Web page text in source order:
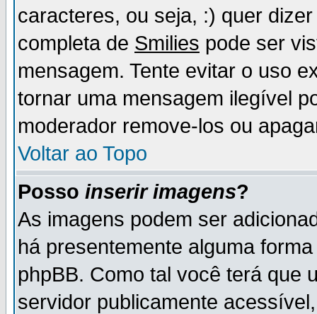
caracteres, ou seja, :) quer
completa de Smilies pode ser
mensagem. Tente evitar o uso
tornar uma mensagem ilegível
moderador remove-los ou
Voltar ao Topo
Posso inserir imagens?
As imagens podem ser
há presentemente alguma
phpBB. Como tal você terá que
servidor publicamente